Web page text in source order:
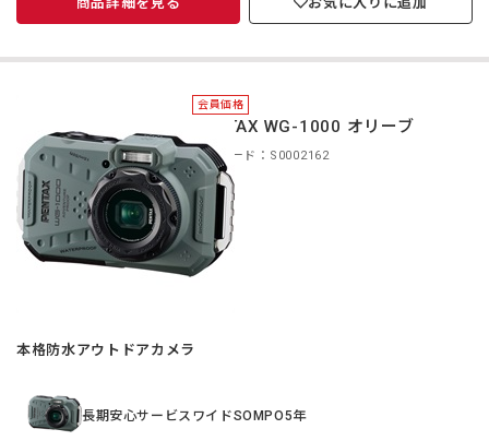
会員価格
PENTAX WG-1000 オリーブ
商品コード：S0002162
本格防水アウトドアカメラ
長期安心サービスワイドSOMPO5年